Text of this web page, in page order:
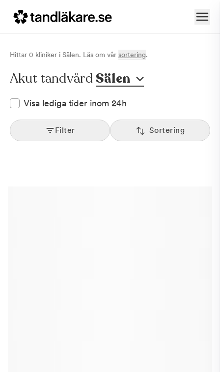
Hittar 0 kliniker i Sälen. Läs om vår sortering.
Akut tandvård Sälen
Visa lediga tider inom 24h
Filter Sortering